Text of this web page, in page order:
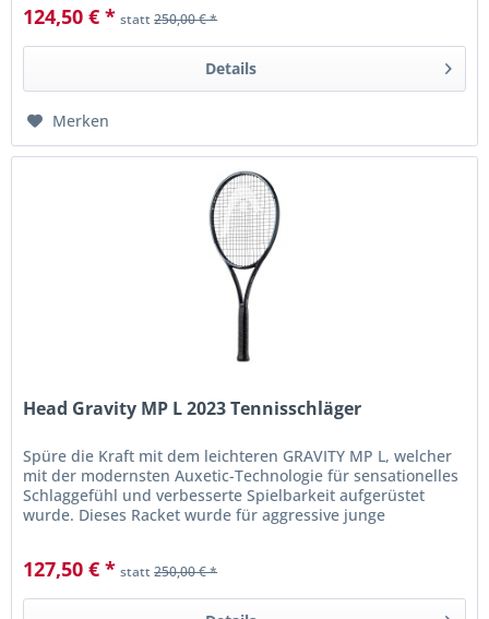
124,50 € * statt250,00 € *
Details
Merken
Head Gravity MP L 2023 Tennisschläger
Spüre die Kraft mit dem leichteren GRAVITY MP L, welcher
mit der modernsten Auxetic-Technologie für sensationelles
Schlaggefühl und verbesserte Spielbarkeit aufgerüstet
wurde. Dieses Racket wurde für aggressive junge
127,50 € * statt250,00 € *